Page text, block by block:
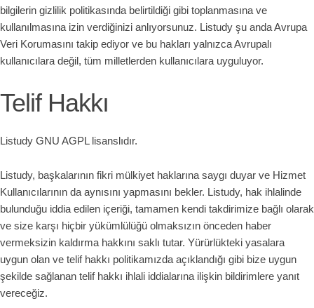
bilgilerin gizlilik politikasında belirtildiği gibi toplanmasına ve
kullanılmasına izin verdiğinizi anlıyorsunuz. Listudy şu anda Avrupa
Veri Korumasını takip ediyor ve bu hakları yalnızca Avrupalı
kullanıcılara değil, tüm milletlerden kullanıcılara uyguluyor.
Telif Hakkı
Listudy GNU AGPL lisanslıdır.
Listudy, başkalarının fikri mülkiyet haklarına saygı duyar ve Hizmet
Kullanıcılarının da aynısını yapmasını bekler. Listudy, hak ihlalinde
bulunduğu iddia edilen içeriği, tamamen kendi takdirimize bağlı olarak
ve size karşı hiçbir yükümlülüğü olmaksızın önceden haber
vermeksizin kaldırma hakkını saklı tutar. Yürürlükteki yasalara
uygun olan ve telif hakkı politikamızda açıklandığı gibi bize uygun
şekilde sağlanan telif hakkı ihlali iddialarına ilişkin bildirimlere yanıt
vereceğiz.